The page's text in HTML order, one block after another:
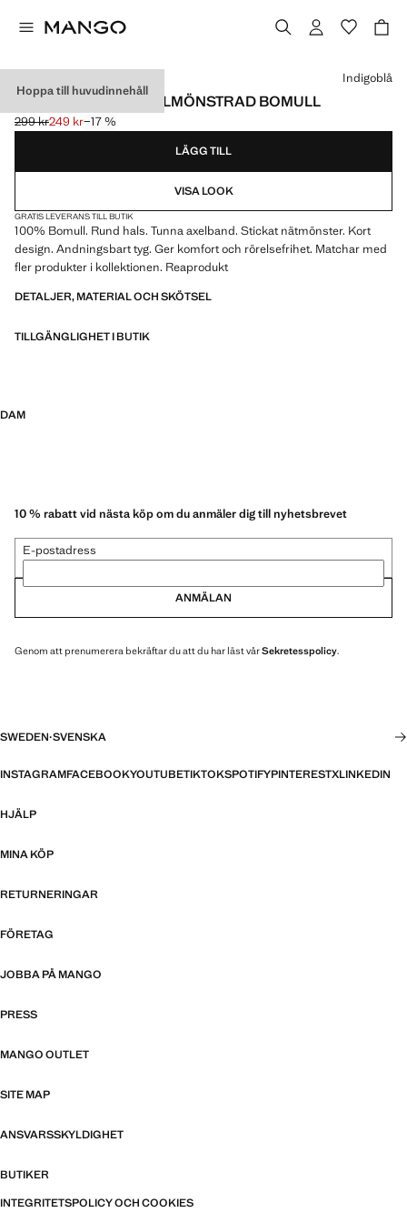
Hoppa till huvudinnehåll
LINNEPYJAMAS I HÅLMÖNSTRAD BOMULL
Ursprungligt pris överstruket [299 kr ]
299 kr
Gällande pris [249 kr ]
249 kr−17 %
Välj en färg
Indigoblå
LÄGG TILL
VISA LOOK
GRATIS LEVERANS TILL BUTIK
100% Bomull. Rund hals. Tunna axelband. Stickat nätmönster. Kort
design. Andningsbart tyg. Ger komfort och rörelsefrihet. Matchar med
fler produkter i kollektionen. Reaprodukt
DETALJER, MATERIAL OCH SKÖTSEL
TILLGÄNGLIGHET I BUTIK
DAM
10 % rabatt vid nästa köp om du anmäler dig till nyhetsbrevet
E-postadress
ANMÄLAN
Genom att prenumerera bekräftar du att du har läst vårSekretesspolicy.
SWEDEN·SVENSKA
INSTAGRAMFACEBOOKYOUTUBETIKTOKSPOTIFYPINTERESTXLINKEDIN
HJÄLP
MINA KÖP
RETURNERINGAR
FÖRETAG
JOBBA PÅ MANGO
PRESS
MANGO OUTLET
SITE MAP
ANSVARSSKYLDIGHET
BUTIKER
INTEGRITETSPOLICY OCH COOKIES